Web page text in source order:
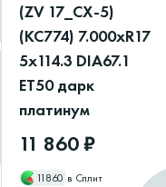
(ZV 17_CX-5)
(КС774) 7.000xR17
5x114.3 DIA67.1
ET50 дарк
платинум
11 860 ₽
11860 в Сплит